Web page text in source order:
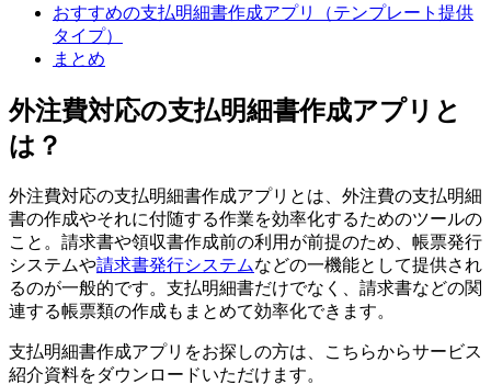
おすすめの支払明細書作成アプリ（テンプレート提供
タイプ）
まとめ
外注費対応の支払明細書作成アプリと
は？
外注費対応の支払明細書作成アプリとは、外注費の支払明細
書の作成やそれに付随する作業を効率化するためのツールの
こと。請求書や領収書作成前の利用が前提のため、帳票発行
システムや請求書発行システムなどの一機能として提供され
るのが一般的です。支払明細書だけでなく、請求書などの関
連する帳票類の作成もまとめて効率化できます。
支払明細書作成アプリをお探しの方は、こちらからサービス
紹介資料をダウンロードいただけます。